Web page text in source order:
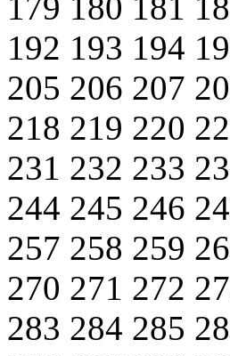
192 193 194
205 206 207
218 219 220
231 232 233
244 245 246
257 258 259
270 271 272
283 284 285